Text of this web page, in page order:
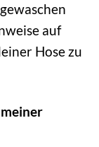
auf
Hose zu